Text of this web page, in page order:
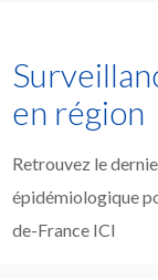
en région
Retrouvez le
épidémiologique
de-France ICI